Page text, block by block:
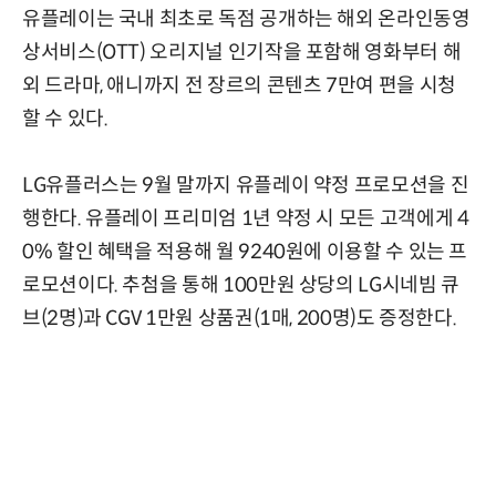
유플레이는 국내 최초로 독점 공개하는 해외 온라인동영
상서비스(OTT) 오리지널 인기작을 포함해 영화부터 해
외 드라마, 애니까지 전 장르의 콘텐츠 7만여 편을 시청
할 수 있다.
LG유플러스는 9월 말까지 유플레이 약정 프로모션을 진
행한다. 유플레이 프리미엄 1년 약정 시 모든 고객에게 4
0% 할인 혜택을 적용해 월 9240원에 이용할 수 있는 프
로모션이다. 추첨을 통해 100만원 상당의 LG시네빔 큐
브(2명)과 CGV 1만원 상품권(1매, 200명)도 증정한다.